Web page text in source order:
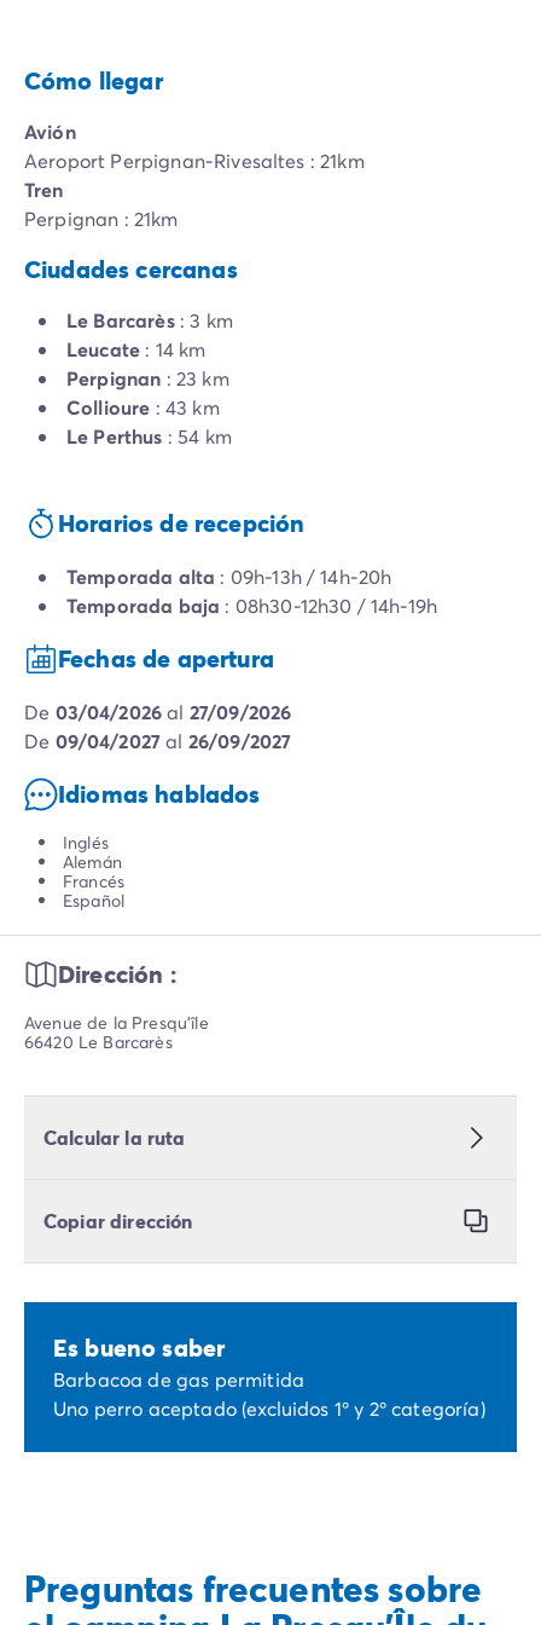
Cómo llegar
Avión
Aeroport Perpignan-Rivesaltes : 21km
Tren
Perpignan : 21km
Ciudades cercanas
Le Barcarès: 3 km
Leucate : 14 km
Perpignan : 23 km
Collioure : 43 km
Le Perthus : 54 km
Horarios de recepción
Temporada alta : 09h-13h / 14h-20h
Temporada baja : 08h30-12h30 / 14h-19h
Fechas de apertura
de 03/04/2026al 27/09/2026
de 09/04/2027al 26/09/2027
Idiomas hablados
Inglés
Alemán
Francés
Español
Dirección :
Avenue de la Presqu'île
66420 Le Barcarès
Calcular la ruta
Copiar dirección
Es bueno saber
Barbacoa de gas permitida
Uno perro aceptado (excluidos 1º y 2º categoría)
Preguntas frecuentes sobre